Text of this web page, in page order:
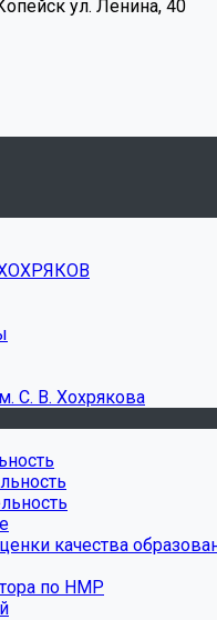
ул. Ленина, 40
С. В. Хохрякова
качества
по НМР